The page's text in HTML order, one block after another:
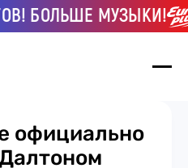
БОЛЬШЕ МУЗЫКИ!
официально